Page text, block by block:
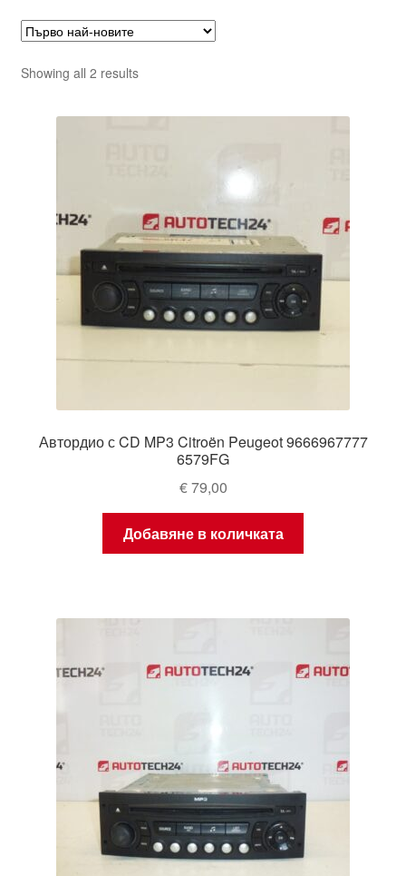
Showing all 2 resultsSorted
Автордио с CD MP3 Citroën Peugeot 9666967777
6579FG
€79,00
Добавяне в количката